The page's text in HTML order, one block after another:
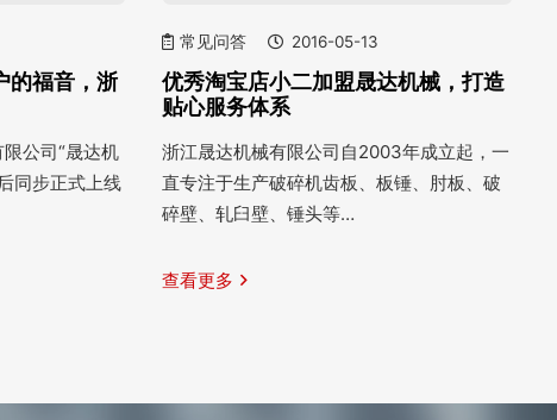
的福音，浙
公司“晟达机
同步正式上线
常见问答 2016-05-13
优秀淘宝店小二加盟晟达机械，打造
贴心服务体系
浙江晟达机械有限公司自2003年成立起，一
直专注于生产破碎机齿板、板锤、肘板、破
碎壁、轧臼壁、锤头等…
查看更多